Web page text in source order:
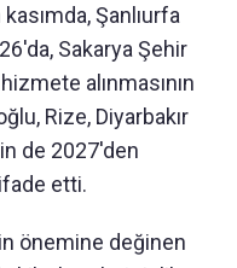
Şanlıurfa
Sakarya Şehir
alınmasının
Rize, Diyarbakır
de 2027'den
etti.
önemine değinen